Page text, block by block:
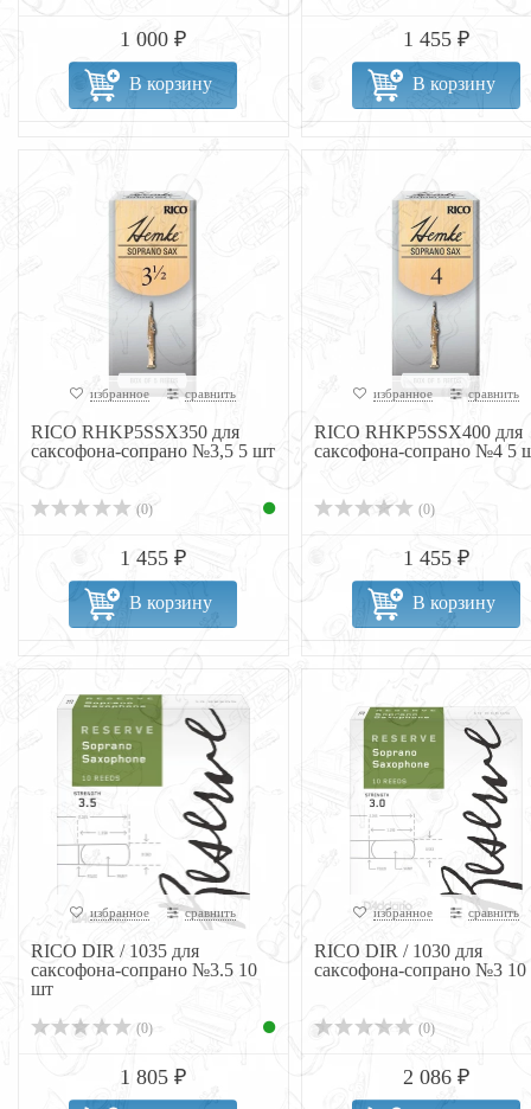
1 000 ₽
В корзину
1 455 ₽
В корзину
избранное сравнить
RICO RHKP5SSX350 для
саксофона-сопрано №3,5 5 шт
(0)
1 455 ₽
В корзину
избранное сравнить
RICO RHKP5SSX400 для
саксофона-сопрано №4 5
(0)
1 455 ₽
В корзину
избранное сравнить
RICO DIR / 1035 для
саксофона-сопрано №3.5 10
шт
(0)
1 805 ₽
избранное сравнить
RICO DIR / 1030 для
саксофона-сопрано №3
(0)
2 086 ₽